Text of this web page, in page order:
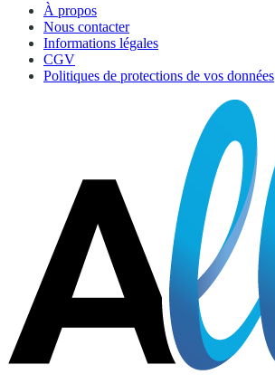
À propos
Nous contacter
Informations légales
CGV
Politiques de protections de vos données